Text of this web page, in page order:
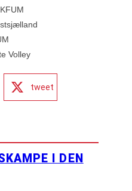
Volley
tweet
I DEN